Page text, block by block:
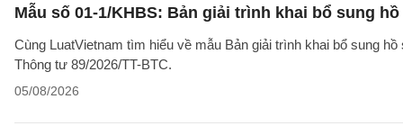
Mẫu số 01-1/KHBS: Bản giải trình khai bổ sung
Cùng LuatVietnam tìm hiểu về mẫu Bản giải trình khai bổ sung
Thông tư 89/2026/TT-BTC.
05/08/2026